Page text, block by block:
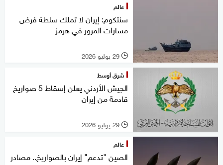
عالم
سنتكوم: إيران لا تملك سلطة فرض
مسارات المرور في هرمز
l 29 يوليو 2026
شرق أوسط
الجيش الأردني يعلن إسقاط 5 صواريخ
قادمة من إيران
l 29 يوليو 2026
عالم
الصين "تدعم" إيران بالصواريخ.. مصادر